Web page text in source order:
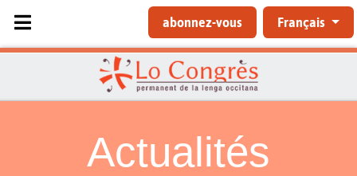
Sélectionnez votre langue
abonnez-vous Français
Actualités